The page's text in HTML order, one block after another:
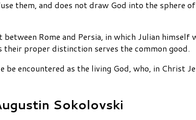
them, and does not draw God into the sphere of
Rome and Persia, in which Julian himself
proper distinction serves the common good.
encountered as the living God, who, in Christ
Sokolovski